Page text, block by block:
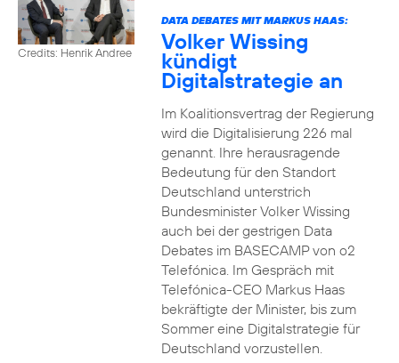
Credits: Henrik Andree
DATA DEBATES MIT MARKUS HAAS:
Volker Wissing
kündigt
Digitalstrategie an
Im Koalitionsvertrag der Regierung
wird die Digitalisierung 226 mal
genannt. Ihre herausragende
Bedeutung für den Standort
Deutschland unterstrich
Bundesminister Volker Wissing
auch bei der gestrigen Data
Debates im BASECAMP von o2
Telefónica. Im Gespräch mit
Telefónica-CEO Markus Haas
bekräftigte der Minister, bis zum
Sommer eine Digitalstrategie für
Deutschland vorzustellen.